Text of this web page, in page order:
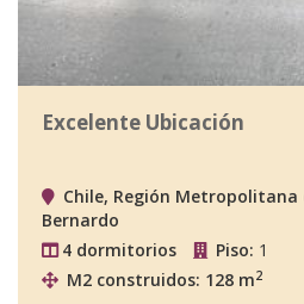
Excelente Ubicación
Chile, Región Metropolitana
Bernardo
4 dormitorios
Piso: 1
M2 construidos: 128 m2